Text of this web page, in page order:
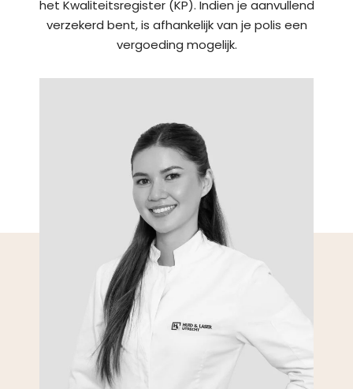
het Kwaliteitsregister (KP). Indien je aanvullend
verzekerd bent, is afhankelijk van je polis een
vergoeding mogelijk.